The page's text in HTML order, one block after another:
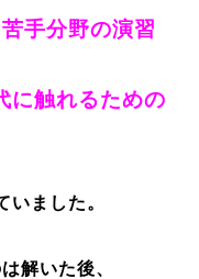
手分野の演習
に触れるための
いました。
解いた後、